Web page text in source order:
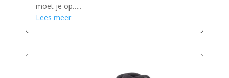
moet je op…..
Lees meer